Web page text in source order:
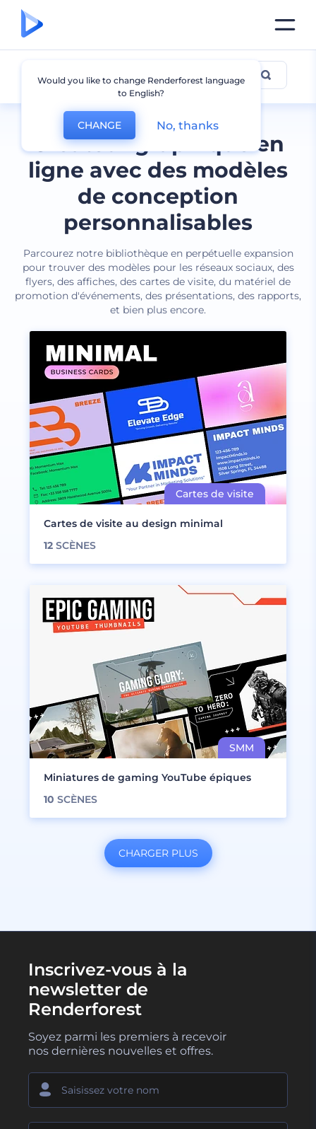
Créateur graphique en
ligne avec des modèles
de conception
personnalisables
Parcourez notre bibliothèque en perpétuelle expansion
pour trouver des modèles pour les réseaux sociaux, des
flyers, des affiches, des cartes de visite, du matériel de
promotion d'événements, des présentations, des rapports,
et bien plus encore.
Tous les designs
Cartes de visite au design minimal
12 SCÈNES
Miniatures de gaming YouTube épiques
10 SCÈNES
CHARGER PLUS
Inscrivez-vous à la
newsletter de
Renderforest
Soyez parmi les premiers à recevoir
nos dernières nouvelles et offres.
Would you like to change Renderforest language
to English?
CHANGE No, thanks